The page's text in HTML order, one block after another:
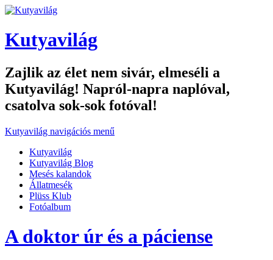
Kutyavilág
Zajlik az élet nem sivár, elmeséli a
Kutyavilág! Napról-napra naplóval,
csatolva sok-sok fotóval!
Kutyavilág navigációs menű
Kutyavilág
Kutyavilág Blog
Mesés kalandok
Állatmesék
Plüss Klub
Fotóalbum
A doktor úr és a páciense